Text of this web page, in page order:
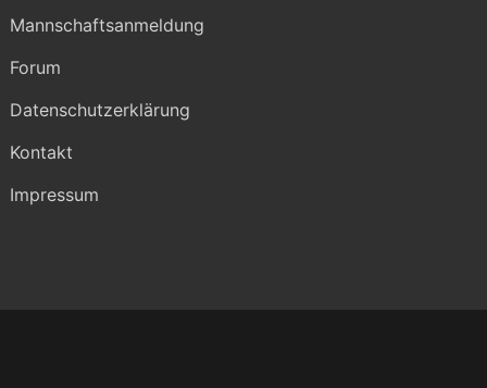
Mannschaftsanmeldung
Forum
Datenschutzerklärung
Kontakt
Impressum